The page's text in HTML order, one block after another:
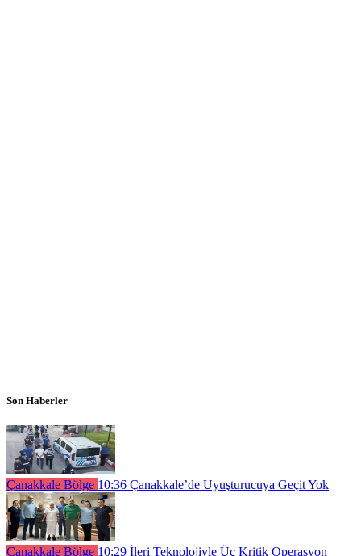
Son Haberler
Çanakkale Bölge 10:36 Çanakkale’de Uyuşturucuya Geçit Yok
Çanakkale Bölge 10:29 İleri Teknolojiyle Üç Kritik Operasyon